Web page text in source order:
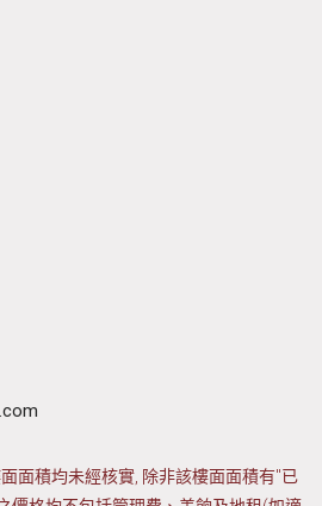
面積均未經核實, 除非該樓面面積有"已